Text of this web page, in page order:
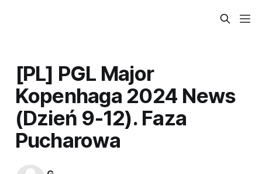
[PL] PGL Major
Kopenhaga 2024 News
(Dzień 9-12). Faza
Pucharowa